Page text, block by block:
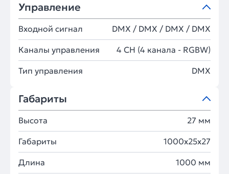
Управление
Входной сигнал DMX / DMX / DMX / DMX
Каналы управления 4 CH (4 канала - RGBW)
Тип управления DMX
Габариты
Высота 27 мм
Габариты 1000x25x27
Длина 1000 мм